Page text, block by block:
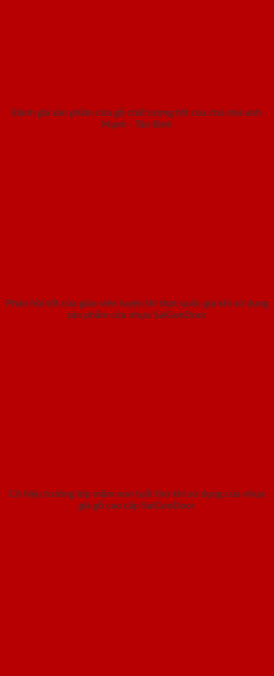
Đánh giá sản phẩm cửa gỗ chất lượng tốt của chủ nhà anh
Mạnh - Tân Bình
Phản hồi tốt của giáo viên luyện thi thpt quốc gia khi sử dụng
sản phẩm cửa nhựa SaiGonDoor
Cô hiệu trưởng lớp mầm non tuổi thơ khi sử dụng cửa nhựa
giả gỗ cao cấp SaiGonDoor